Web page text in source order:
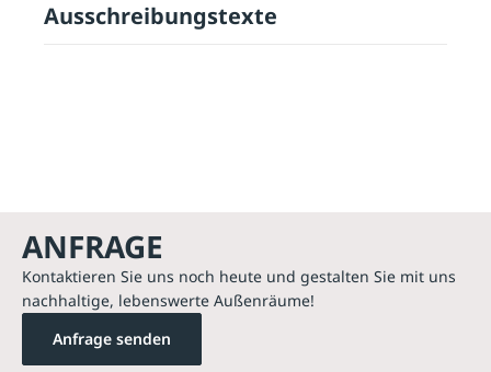
Ausschreibungstexte
ANFRAGE
Kontaktieren Sie uns noch heute und gestalten Sie mit uns
nachhaltige, lebenswerte Außenräume!
Anfrage senden